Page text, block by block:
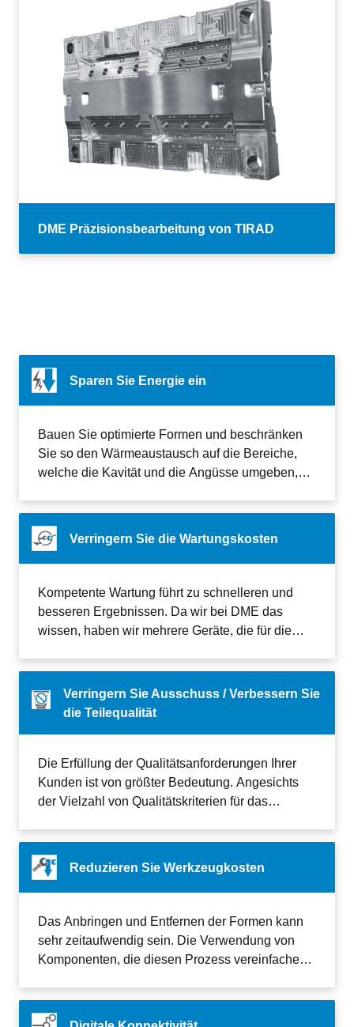
DME Präzisionsbearbeitung von TIRAD
Sparen Sie Energie ein
Bauen Sie optimierte Formen und beschränken
Sie so den Wärmeaustausch auf die Bereiche,
welche die Kavität und die Angüsse umgeben,
selbst.
Verringern Sie die Wartungskosten
Kompetente Wartung führt zu schnelleren und
besseren Ergebnissen. Da wir bei DME das
wissen, haben wir mehrere Geräte, die für die
Verringern Sie Ausschuss / Verbessern Sie
die Teilequalität
Die Erfüllung der Qualitätsanforderungen Ihrer
Kunden ist von größter Bedeutung. Angesichts
der Vielzahl von Qualitätskriterien für das
an Lösungen und Produkten, die diese Kriterien
direkt beeinflussen.
Reduzieren Sie Werkzeugkosten
Das Anbringen und Entfernen der Formen kann
sehr zeitaufwendig sein. Die Verwendung von
Komponenten, die diesen Prozess vereinfachen,